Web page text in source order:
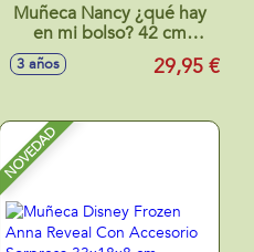
Muñeca Nancy ¿qué hay
en mi bolso? 42 cm
¡conviertete en la
influencer más viral!
3 años 29,95 €
NOVEDAD